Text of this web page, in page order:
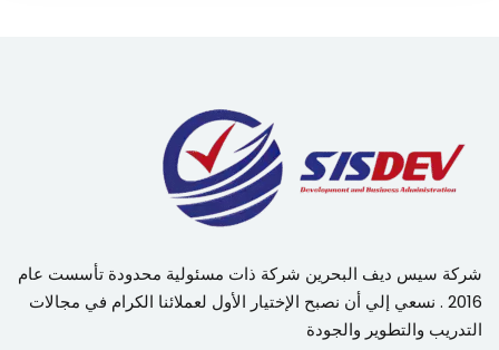
شركة سيس ديف البحرين شركة ذات مسئولية محدودة تأسست عام
2016 . نسعي إلي أن نصبح الإختيار الأول لعملائنا الكرام في مجالات
التدريب والتطوير والجودة